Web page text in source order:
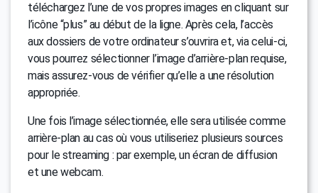
téléchargez l’une de vos propres images en cliquant sur
l’icône “plus” au début de la ligne. Après cela, l’accès
aux dossiers de votre ordinateur s’ouvrira et, via celui-ci,
vous pourrez sélectionner l’image d’arrière-plan requise,
mais assurez-vous de vérifier qu’elle a une résolution
appropriée.
Une fois l’image sélectionnée, elle sera utilisée comme
arrière-plan au cas où vous utiliseriez plusieurs sources
pour le streaming : par exemple, un écran de diffusion
et une webcam.